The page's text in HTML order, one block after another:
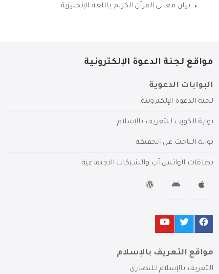
بيان معاني القرآن الكريم باللغة الإنجليزية
مواقع لجنة الدعوة الإلكترونية
البوابات الدعوية
لجنة الدعوة الإلكترونية
بوابة الكويت للتعريف بالإسلام
بوابة الباحث عن الحقيقة
بطاقات الواتس آب والشبكات الاجتماعية
مواقع التعريف بالإسلام
التعريف بالإسلام للنصارى